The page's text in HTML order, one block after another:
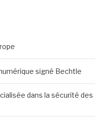
signé Bechtle
dans la sécurité des